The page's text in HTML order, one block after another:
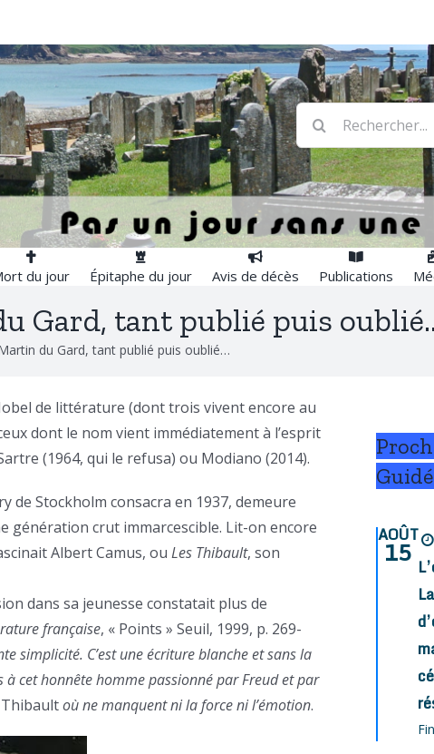
Rechercher:
du jour Épitaphe du jour Avis de décès Publications
Gard, tant publié puis
du Gard, tant publié puis oublié…
de littérature (dont trois vivent encore au
dont le nom vient immédiatement à l’esprit
(1964, qui le refusa) ou Modiano (2014).
de Stockholm consacra en 1937, demeure
génération crut immarcescible. Lit-on encore
Albert Camus, ou Les Thibault, son
dans sa jeunesse constatait plus de
française, « Points » Seuil, 1999, p. 269-
simplicité. C’est une écriture blanche et sans la
cet honnête homme passionné par Freud et par
où ne manquent ni la force ni l’émotion.
AOÛT
15